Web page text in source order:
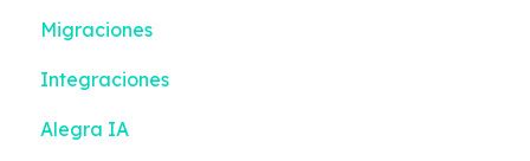
Impuestos y Retenciones
Emisión de documentos
Bancos
Configuración
Gestión de efectivo
Inventario
Migraciones
Integraciones
Alegra IA